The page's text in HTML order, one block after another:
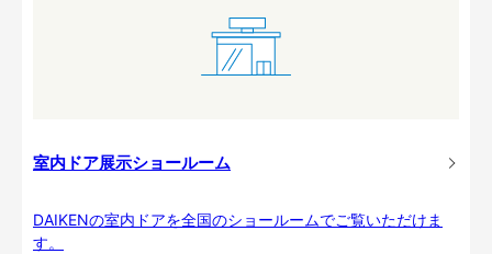
室内ドア展示ショールーム
DAIKENの室内ドアを全国のショールームでご覧いただけま
す。